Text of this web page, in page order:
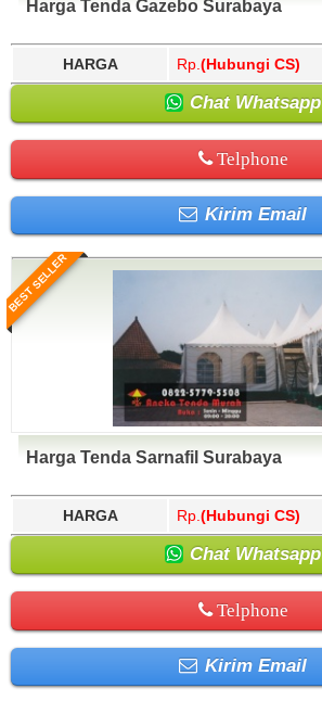
Harga Tenda Gazebo Surabaya
HARGA Rp. (Hubungi CS)
Chat Whatsapp
Telphone
Kirim Email
BEST SELLER
Harga Tenda Sarnafil Surabaya
HARGA Rp. (Hubungi CS)
Chat Whatsapp
Telphone
Kirim Email